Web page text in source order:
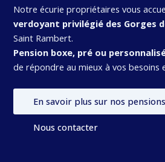
Notre écurie propriétaires vous
verdoyant privilégié des Gorges
Saint Rambert.
Pension boxe, pré ou
de répondre au mieux à vos besoins
En savoir plus sur nos pensions
Nous contacter